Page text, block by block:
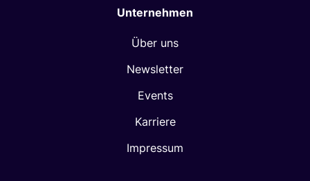
Unternehmen
Über uns
Newsletter
Events
Karriere
Impressum